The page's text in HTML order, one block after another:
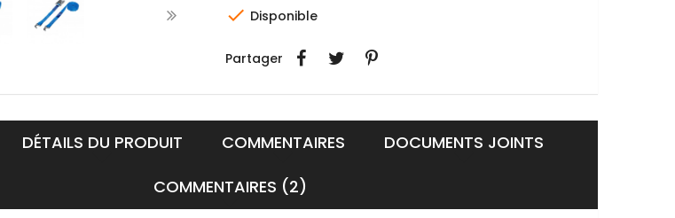
 Disponible
Partager
DÉTAILS DU PRODUIT COMMENTAIRES
DOCUMENTS JOINTS
COMMENTAIRES (2)